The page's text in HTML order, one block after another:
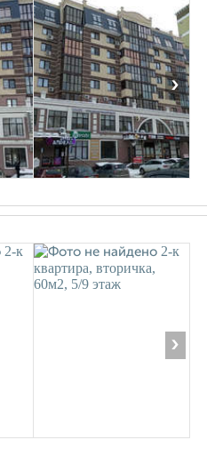
›
›